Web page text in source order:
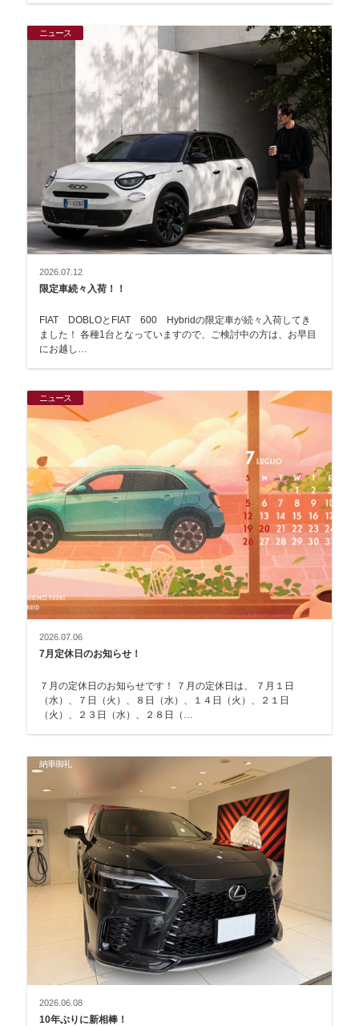
ニュース
2026.07.12
限定車続々入荷！！
FIAT DOBLOとFIAT 600 Hybridの限定車が続々入荷してき
ました！ 各種1台となっていますので、ご検討中の方は、お早目
にお越し…
ニュース
2026.07.06
7月定休日のお知らせ！
７月の定休日のお知らせです！ ７月の定休日は、 ７月１日
（水）、７日（火）、８日（水）、１４日（火）、２１日
（火）、２３日（水）、２８日（…
納車御礼
2026.06.08
10年ぶりに新相棒！